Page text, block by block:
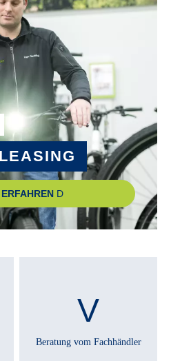
:
: Beratung vom Fachhändler